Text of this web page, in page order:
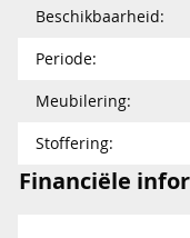
Beschikbaarheid:
Periode:
Meubilering:
Stoffering:
Financiële